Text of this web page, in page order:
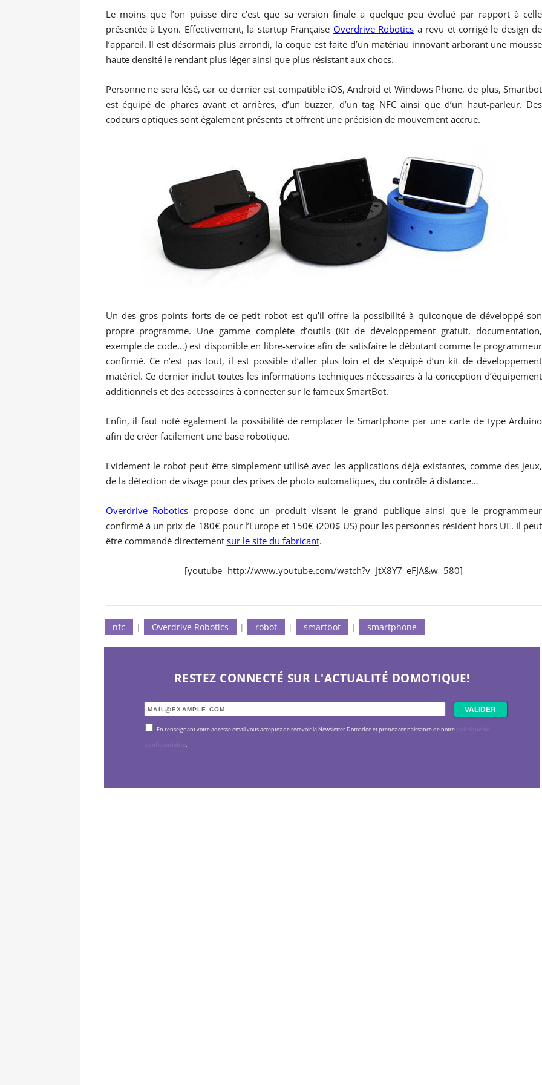
Le moins que l’on puisse dire c’est que sa version finale a quelque peu évolué par rapport à celle
présentée à Lyon. Effectivement, la startup Française Overdrive Robotics a revu et corrigé le design de
l’appareil. Il est désormais plus arrondi, la coque est faite d’un matériau innovant arborant une mousse
haute densité le rendant plus léger ainsi que plus résistant aux chocs.
Personne ne sera lésé, car ce dernier est compatible iOS, Android et Windows Phone, de plus, Smartbot
est équipé de phares avant et arrières, d’un buzzer, d’un tag NFC ainsi que d’un haut-parleur. Des
codeurs optiques sont également présents et offrent une précision de mouvement accrue.
Un des gros points forts de ce petit robot est qu’il offre la possibilité à quiconque de développé son
propre programme. Une gamme complète d’outils (Kit de développement gratuit, documentation,
exemple de code…) est disponible en libre-service afin de satisfaire le débutant comme le programmeur
confirmé. Ce n’est pas tout, il est possible d’aller plus loin et de s’équipé d’un kit de développement
matériel. Ce dernier inclut toutes les informations techniques nécessaires à la conception d’équipement
additionnels et des accessoires à connecter sur le fameux SmartBot.
Enfin, il faut noté également la possibilité de remplacer le Smartphone par une carte de type Arduino
afin de créer facilement une base robotique.
Evidement le robot peut être simplement utilisé avec les applications déjà existantes, comme des jeux,
de la détection de visage pour des prises de photo automatiques, du contrôle à distance…
Overdrive Robotics propose donc un produit visant le grand publique ainsi que le programmeur
confirmé à un prix de 180€ pour l’Europe et 150€ (200$ US) pour les personnes résident hors UE. Il peut
être commandé directement sur le site du fabricant.
[youtube=http://www.youtube.com/watch?v=JtX8Y7_eFJA&w=580]
nfc | Overdrive Robotics | robot | smartbot | smartphone
RESTEZ CONNECTÉ SUR L'ACTUALITÉ DOMOTIQUE!
En renseignant votre adresse email vous acceptez de recevoir la Newsletter Domadoo et prenez connaissance de notre
.